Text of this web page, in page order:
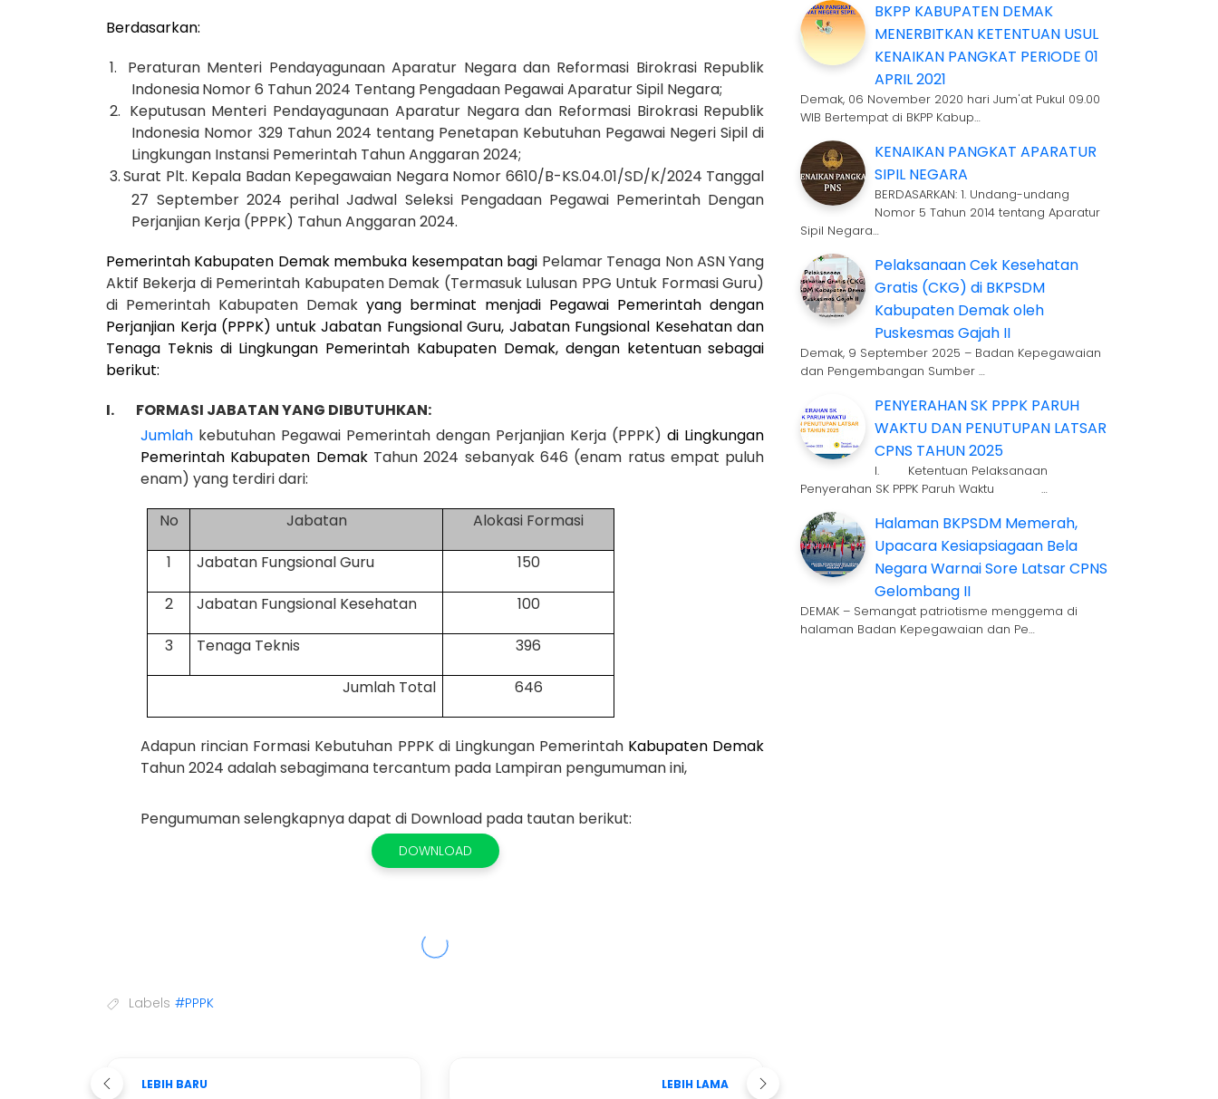
Berdasarkan:
1.
Peraturan Menteri Pendayagunaan Aparatur Negara dan Reformasi Birokrasi Republik
IndonesiaNomor 6 Tahun 2024 Tentang Pengadaan Pegawai Aparatur Sipil Negara;
2. Keputusan Menteri Pendayagunaan Aparatur Negara dan Reformasi Birokrasi Republik
Indonesia Nomor 329 Tahun 2024 tentang Penetapan Kebutuhan Pegawai Negeri Sipil di
Lingkungan Instansi Pemerintah Tahun Anggaran 2024;
3.Surat Plt. Kepala Badan Kepegawaian Negara Nomor 6610/B-KS.04.01/SD/K/2024 Tanggal
27 September 2024 perihal Jadwal Seleksi Pengadaan Pegawai Pemerintah Dengan
Perjanjian Kerja (PPPK) Tahun Anggaran 2024.
Pemerintah Kabupaten Demak membuka kesempatan bagi Pelamar Tenaga NonASNYang
Aktif Bekerja di Pemerintah Kabupaten Demak (Termasuk Lulusan PPG Untuk Formasi Guru)
di Pemerintah Kabupaten Demakyang berminat menjadi Pegawai Pemerintah dengan
Perjanjian Kerja(PPPK) untuk Jabatan Fungsional Guru, Jabatan Fungsional Kesehatan dan
Tenaga Teknis di Lingkungan Pemerintah Kabupaten Demak, dengan ketentuan sebagai
berikut:
I.
FORMASI JABATAN YANG DIBUTUHKAN:
Jumlah kebutuhanPegawai Pemerintahdengan Perjanjian Kerja (PPPK) di Lingkungan
Pemerintah Kabupaten DemakTahun 2024 sebanyak 646 (enam ratus empat puluh
enam) yang terdiri dari:
No
Jabatan
Alokasi Formasi
1
Jabatan FungsionalGuru
150
2
Jabatan Fungsional Kesehatan
100
3
Tenaga Teknis
396
Jumlah Total
646
Adapun rincianFormasi Kebutuhan PPPK di Lingkungan Pemerintah Kabupaten Demak
Tahun 2024 adalah sebagimana tercantum pada Lampiran pengumuman ini,
Pengumuman selengkapnya dapat di Download pada tautan berikut:
DOWNLOAD
Labels #PPPK
LEBIH BARU LEBIH LAMA
BKPP KABUPATEN DEMAK
MENERBITKAN KETENTUAN USUL
KENAIKAN PANGKAT PERIODE 01
APRIL 2021
Demak, 06 November 2020 hari Jum'at Pukul 09.00
WIB Bertempat di BKPP Kabup…
KENAIKAN PANGKAT APARATUR
SIPIL NEGARA
BERDASARKAN: 1. Undang-undang
Nomor 5 Tahun 2014 tentang Aparatur
Sipil Negara…
Pelaksanaan Cek Kesehatan
Gratis (CKG) di BKPSDM
Kabupaten Demak oleh
Puskesmas Gajah II
Demak, 9 September 2025 – Badan Kepegawaian
dan Pengembangan Sumber …
PENYERAHAN SK PPPK PARUH
WAKTU DAN PENUTUPAN LATSAR
CPNS TAHUN 2025
I. Ketentuan Pelaksanaan
Penyerahan SK PPPK Paruh Waktu …
Halaman BKPSDM Memerah,
Upacara Kesiapsiagaan Bela
Negara Warnai Sore Latsar CPNS
Gelombang II
DEMAK – Semangat patriotisme menggema di
halaman Badan Kepegawaian dan Pe…